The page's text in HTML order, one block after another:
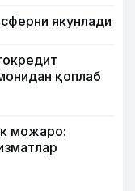
якунлади
қоплаб
можаро: